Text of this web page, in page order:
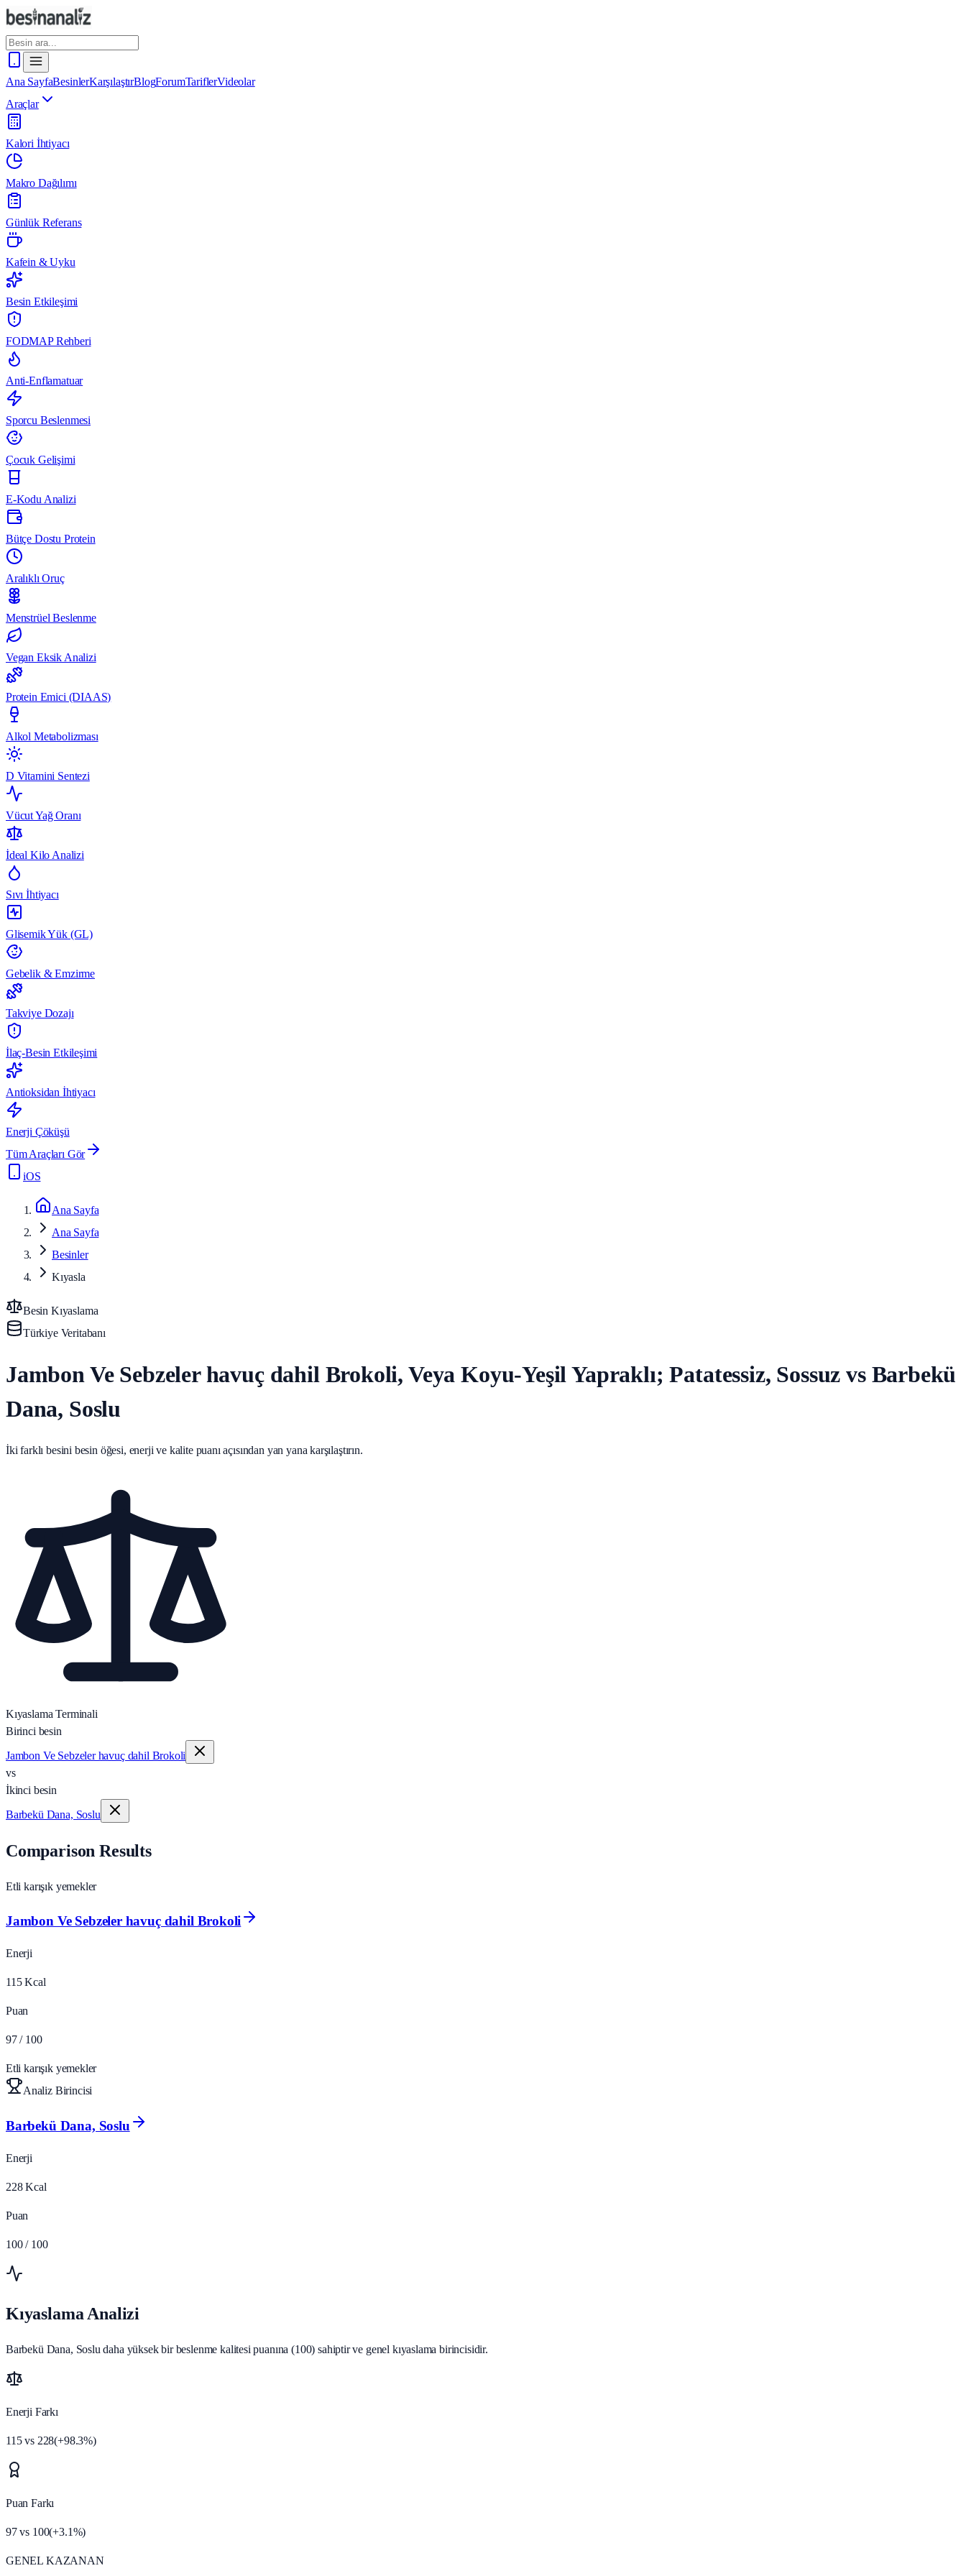
Ana SayfaBesinlerKarşılaştırBlogForumTariflerVideolar
Araçlar
Kalori İhtiyacı
Makro Dağılımı
Günlük Referans
Kafein & Uyku
Besin Etkileşimi
FODMAP Rehberi
Anti-Enflamatuar
Sporcu Beslenmesi
Çocuk Gelişimi
E-Kodu Analizi
Bütçe Dostu Protein
Aralıklı Oruç
Menstrüel Beslenme
Vegan Eksik Analizi
Protein Emici (DIAAS)
Alkol Metabolizması
D Vitamini Sentezi
Vücut Yağ Oranı
İdeal Kilo Analizi
Sıvı İhtiyacı
Glisemik Yük (GL)
Gebelik & Emzirme
Takviye Dozajı
İlaç-Besin Etkileşimi
Antioksidan İhtiyacı
Enerji Çöküşü
Tüm Araçları Gör
iOS
Ana Sayfa
Ana Sayfa
Besinler
Kıyasla
Besin Kıyaslama
Türkiye Veritabanı
Jambon Ve Sebzeler havuç dahil Brokoli, Veya Koyu-Yeşil Yapraklı; Patatessiz, Sossuz vs Barbekü
Dana, Soslu
İki farklı besini besin öğesi, enerji ve kalite puanı açısından yan yana karşılaştırın.
Kıyaslama Terminali
Birinci besin
Jambon Ve Sebzeler havuç dahil Brokoli
vs
İkinci besin
Barbekü Dana, Soslu
Comparison Results
Etli karışık yemekler
Jambon Ve Sebzeler havuç dahil Brokoli
Enerji
115 Kcal
Puan
97 / 100
Etli karışık yemekler
Analiz Birincisi
Barbekü Dana, Soslu
Enerji
228 Kcal
Puan
100 / 100
Kıyaslama Analizi
Barbekü Dana, Soslu daha yüksek bir beslenme kalitesi puanına (100) sahiptir ve genel kıyaslama birincisidir.
Enerji Farkı
115vs 228(+98.3%)
Puan Farkı
97vs 100(+3.1%)
GENEL KAZANAN